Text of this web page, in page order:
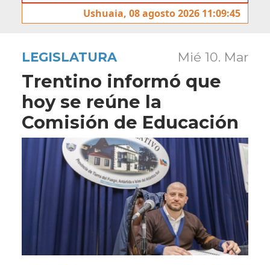
Ushuaia, 08 agosto 2026 11:09:45
LEGISLATURA Mié 10. Mar
Trentino informó que
hoy se reúne la
Comisión de Educación